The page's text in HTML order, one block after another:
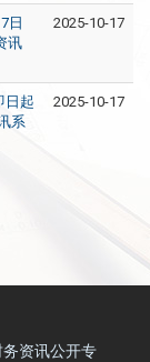
日
讯
2025-10-17
日起
系
2025-10-17
资讯公开专